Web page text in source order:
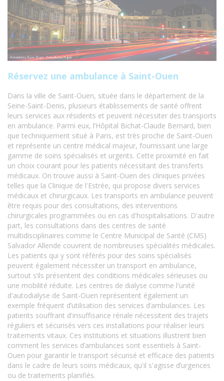
Réservez une ambulance à Saint-Ouen
Dans la ville de Saint-Ouen, située dans le département de la
Seine-Saint-Denis, plusieurs établissements de santé offrent
leurs services aux résidents et peuvent nécessiter des transports
en ambulance. Parmi eux, l’Hôpital Bichat-Claude Bernard, bien
que techniquement situé à Paris, est très proche de Saint-Ouen
et représente un centre médical majeur, fournissant une large
gamme de soins spécialisés et urgents. Cette proximité en fait
un choix courant pour les patients nécessitant des transferts
médicaux. On trouve aussi à Saint-Ouen des cliniques privées
telles que la Clinique de l'Estrée, qui propose divers services
médicaux et chirurgicaux. Les transports en ambulance peuvent
être requis pour des consultations, des interventions
chirurgicales programmées ou en cas d'hospitalisations. D'autre
part, les consultations dans des centres de santé
multidisciplinaires comme le Centre Municipal de Santé (CMS)
Salvador Allende couvrent de nombreuses spécialités médicales.
Les patients qui y sont référés pour des soins spécialisés
peuvent également nécessiter un transport en ambulance,
surtout s’ils présentent des conditions médicales sérieuses ou
une mobilité réduite. Les centres de dialyse comme l'unité
d'autodialyse de Saint-Ouen représentent également un
exemple fréquent d’utilisation des services d’ambulances. Les
patients souffrant d'insuffisance rénale nécessitent des trajets
réguliers et sécurisés vers ces installations pour réaliser leurs
traitements vitaux. Ces institutions et situations illustrent bien
comment les services d’ambulances sont essentiels à Saint-
Ouen pour garantir le transport sécurisé et efficace des patients
dans le cadre de leurs soins médicaux, qu'il s'agisse d’urgences
ou de traitements planifiés.